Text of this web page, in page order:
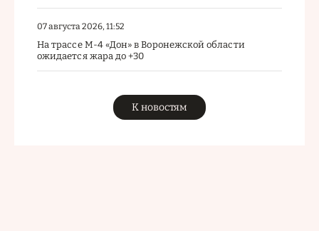
07 августа 2026, 11:52
На трассе М-4 «Дон» в Воронежской области
ожидается жара до +30
К новостям